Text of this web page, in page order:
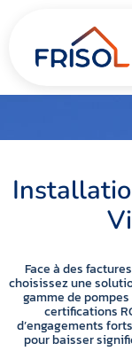
Face à des
choisissez une
gamme de
certifications
d’engagements
pour baisser